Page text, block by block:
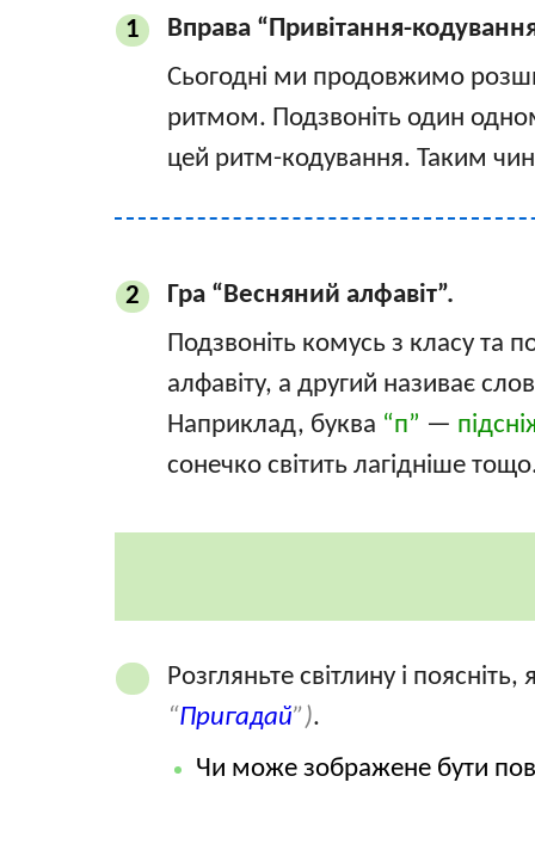
1
Вправа “Привітання-
Сьогодні ми продовжимо
ритмом. Подзвоніть один
цей ритм-кодування. Таким
2
Гра “Весняний алфавіт”.
Подзвоніть комусь з класу та
алфавіту, а другий називає
Наприклад, буква “п” —
сонечко світить лагідніше
Розгляньте світлину і
“Пригадай”).
Чи може зображене бути